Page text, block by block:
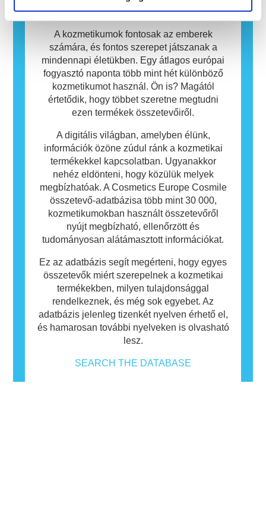
számára allergiát okozhatnak. Ez nem jelenti
azt, hogy a termék mások számára nem
biztonságos.
Adatbázis
A kozmetikumok fontosak az emberek
számára, és fontos szerepet játszanak a
mindennapi életükben. Egy átlagos európai
fogyasztó naponta több mint hét különböző
kozmetikumot használ. Ön is? Magától
értetődik, hogy többet szeretne megtudni
ezen termékek összetevőiről.
A digitális világban, amelyben élünk,
információk özöne zúdul ránk a kozmetikai
termékekkel kapcsolatban. Ugyanakkor
nehéz eldönteni, hogy közülük melyek
megbízhatóak. A Cosmetics Europe Cosmile
összetevő-adatbázisa több mint 30 000,
kozmetikumokban használt összetevőről
nyújt megbízható, ellenőrzött és
tudományosan alátámasztott információkat.
Ez az adatbázis segít megérteni, hogy egyes
összetevők miért szerepelnek a kozmetikai
termékekben, milyen tulajdonsággal
rendelkeznek, és még sok egyebet. Az
adatbázis jelenleg tizenkét nyelven érhető el,
és hamarosan további nyelveken is olvasható
lesz.
SEARCH THE DATABASE